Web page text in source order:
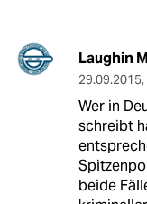
Laughin
29.09.2015,
Wer in
schreibt
beide